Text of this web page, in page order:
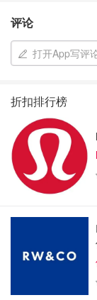
评论
打开App写评
折扣排行榜